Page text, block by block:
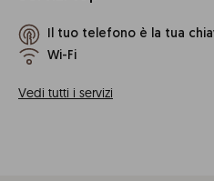
Il tuo telefono è la tua
Wi-Fi
Vedi tutti i servizi